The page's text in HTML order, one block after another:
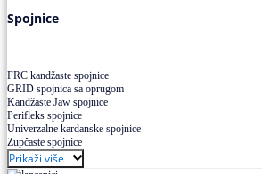
Spojnice
FRC kandžaste spojnice
GRID spojnica sa oprugom
Kandžaste Jaw spojnice
Perifleks spojnice
Univerzalne kardanske spojnice
Zupčaste spojnice
Prikaži više